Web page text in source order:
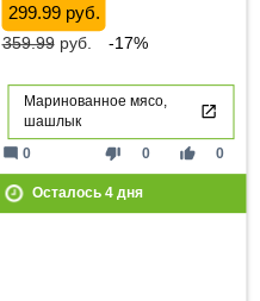
299.99 руб.
359.99руб. -17%
Маринованное мясо,
шашлык
thumb_down 0 thumb_up 0
mode_comment 0
Осталось 4дня